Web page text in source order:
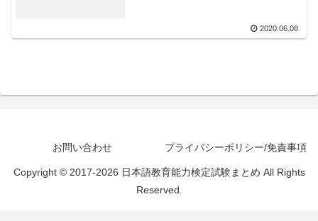
2020.06.08
お問い合わせ プライバシーポリシー/免責事項
Copyright © 2017-2026 日本語教育能力検定試験まとめ All Rights
Reserved.